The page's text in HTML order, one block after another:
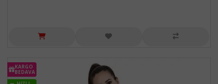
KARGO
BEDAVA